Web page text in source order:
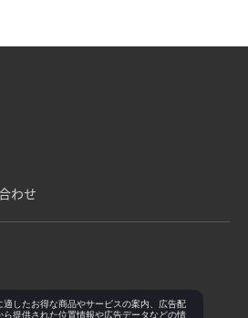
わせ
適したお得な商品やサービスの案内、広告配
提供された位置情報や広告データなどの情